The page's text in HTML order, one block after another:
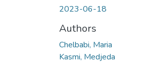
2023-06-18
Authors
Chelbabi, Maria
Kasmi, Medjeda